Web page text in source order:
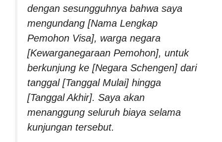
dengan sesungguhnya bahwa saya
mengundang [Nama Lengkap
Pemohon Visa], warga negara
[Kewarganegaraan Pemohon], untuk
berkunjung ke [Negara Schengen] dari
tanggal [Tanggal Mulai] hingga
[Tanggal Akhir]. Saya akan
menanggung seluruh biaya selama
kunjungan tersebut.